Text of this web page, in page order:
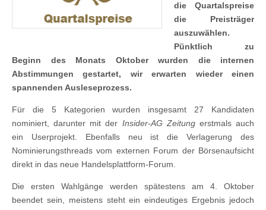
die Quartalspreise
die Preisträger
auszuwählen.
Pünktlich zu
Beginn des Monats Oktober wurden die internen
Abstimmungen gestartet, wir erwarten wieder einen
spannenden Ausleseprozess.
Für die 5 Kategorien wurden insgesamt 27 Kandidaten
nominiert, darunter mit der Insider-AG Zeitungerstmals auch
ein Userprojekt. Ebenfalls neu ist die Verlagerung des
Nominierungsthreads vom externen Forum der Börsenaufsicht
direkt in das neue Handelsplattform-Forum.
Die ersten Wahlgänge werden spätestens am 4. Oktober
beendet sein, meistens steht ein eindeutiges Ergebnis jedoch